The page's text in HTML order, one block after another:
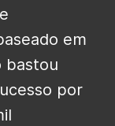
em
bastou
por